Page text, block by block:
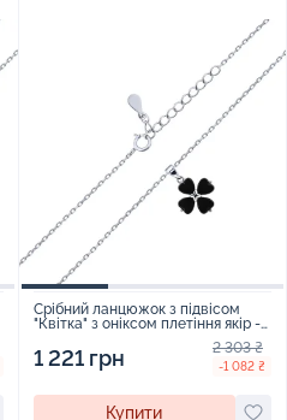
Срібний ланцюжок з підвісом
"Квітка" з оніксом плетіння якір -
1 221 грн 2 303 ₴
-1 082 ₴
Купити